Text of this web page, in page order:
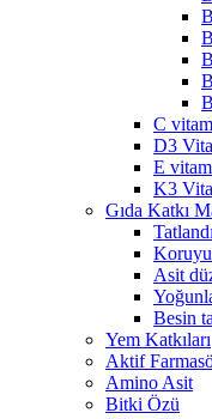
C
D3
E
K3
Gıda Katkı
Asit
Besin
Yem Katkıları
Aktif
Amino Asit
Bitki Özü